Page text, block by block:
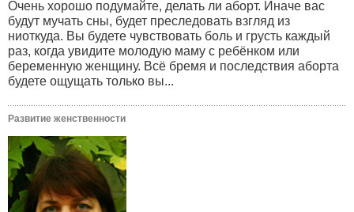
Очень хорошо подумайте, делать ли аборт. Иначе вас
будут мучать сны, будет преследовать взгляд из
ниоткуда. Вы будете чувствовать боль и грусть каждый
раз, когда увидите молодую маму с ребёнком или
беременную женщину. Всё бремя и последствия аборта
будете ощущать только вы...
Развитие женственности